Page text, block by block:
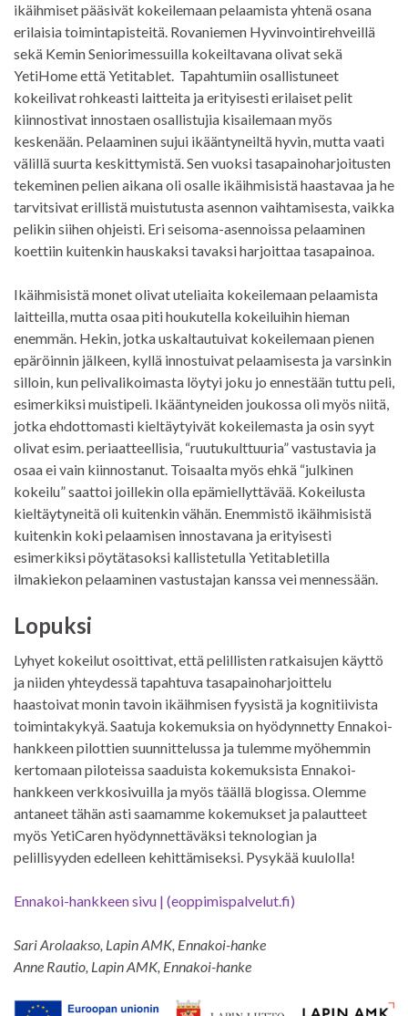
ikäihmiset pääsivät kokeilemaan pelaamista yhtenä osana
erilaisia toimintapisteitä. Rovaniemen Hyvinvointirehveillä
sekä Kemin Seniorimessuilla kokeiltavana olivat sekä
YetiHome että Yetitablet. Tapahtumiin osallistuneet
kokeilivat rohkeasti laitteita ja erityisesti erilaiset pelit
kiinnostivat innostaen osallistujia kisailemaan myös
keskenään. Pelaaminen sujui ikääntyneiltä hyvin, mutta vaati
välillä suurta keskittymistä. Sen vuoksi tasapainoharjoitusten
tekeminen pelien aikana oli osalle ikäihmisistä haastavaa ja he
tarvitsivat erillistä muistutusta asennon vaihtamisesta, vaikka
pelikin siihen ohjeisti. Eri seisoma-asennoissa pelaaminen
koettiin kuitenkin hauskaksi tavaksi harjoittaa tasapainoa.
Ikäihmisistä monet olivat uteliaita kokeilemaan pelaamista
laitteilla, mutta osaa piti houkutella kokeiluihin hieman
enemmän. Hekin, jotka uskaltautuivat kokeilemaan pienen
epäröinnin jälkeen, kyllä innostuivat pelaamisesta ja varsinkin
silloin, kun pelivalikoimasta löytyi joku jo ennestään tuttu peli,
esimerkiksi muistipeli. Ikääntyneiden joukossa oli myös niitä,
jotka ehdottomasti kieltäytyivät kokeilemasta ja osin syyt
olivat esim. periaatteellisia, “ruutukulttuuria” vastustavia ja
osaa ei vain kiinnostanut. Toisaalta myös ehkä “julkinen
kokeilu” saattoi joillekin olla epämiellyttävää. Kokeilusta
kieltäytyneitä oli kuitenkin vähän. Enemmistö ikäihmisistä
kuitenkin koki pelaamisen innostavana ja erityisesti
esimerkiksi pöytätasoksi kallistetulla Yetitabletilla
ilmakiekon pelaaminen vastustajan kanssa vei mennessään.
Lopuksi
Lyhyet kokeilut osoittivat, että pelillisten ratkaisujen käyttö
ja niiden yhteydessä tapahtuva tasapainoharjoittelu
haastoivat monin tavoin ikäihmisen fyysistä ja kognitiivista
toimintakykyä. Saatuja kokemuksia on hyödynnetty Ennakoi-
hankkeen pilottien suunnittelussa ja tulemme myöhemmin
kertomaan piloteissa saaduista kokemuksista Ennakoi-
hankkeen verkkosivuilla ja myös täällä blogissa. Olemme
antaneet tähän asti saamamme kokemukset ja palautteet
myös YetiCaren hyödynnettäväksi teknologian ja
pelillisyyden edelleen kehittämiseksi. Pysykää kuulolla!
Ennakoi-hankkeen sivu | (eoppimispalvelut.fi)
Sari Arolaakso, Lapin AMK, Ennakoi-hanke
Anne Rautio, Lapin AMK, Ennakoi-hanke